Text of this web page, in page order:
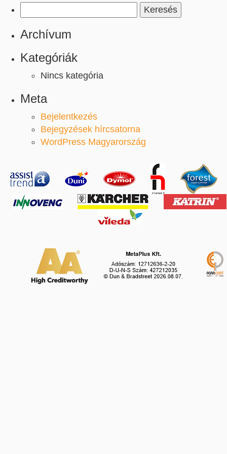
Archívum
Kategóriák
Nincs kategória
Meta
Bejelentkezés
Bejegyzések hírcsatorna
WordPress Magyarország